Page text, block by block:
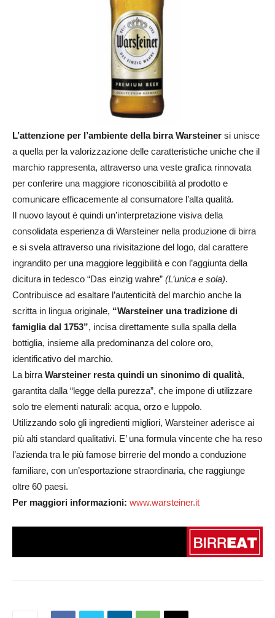
L’attenzione per l’ambiente della birra Warsteiner si unisce
a quella per la valorizzazione delle caratteristiche uniche che il
marchio rappresenta, attraverso una veste grafica rinnovata
per conferire una maggiore riconoscibilità al prodotto e
comunicare efficacemente al consumatore l’alta qualità.
Il nuovo layout è quindi un’interpretazione visiva della
consolidata esperienza di Warsteiner nella produzione di birra
e si svela attraverso una rivisitazione del logo, dal carattere
ingrandito per una maggiore leggibilità e con l’aggiunta della
dicitura in tedesco “Das einzig wahre” (L’unica e sola).
Contribuisce ad esaltare l’autenticità del marchio anche la
scritta in lingua originale, “Warsteiner una tradizione di
famiglia dal 1753”, incisa direttamente sulla spalla della
bottiglia, insieme alla predominanza del colore oro,
identificativo del marchio.
La birra Warsteiner resta quindi un sinonimo di qualità,
garantita dalla “legge della purezza”, che impone di utilizzare
solo tre elementi naturali: acqua, orzo e luppolo.
Utilizzando solo gli ingredienti migliori, Warsteiner aderisce ai
più alti standard qualitativi. E’ una formula vincente che ha reso
l’azienda tra le più famose birrerie del mondo a conduzione
familiare, con un’esportazione straordinaria, che raggiunge
oltre 60 paesi.
Per maggiori informazioni: www.warsteiner.it